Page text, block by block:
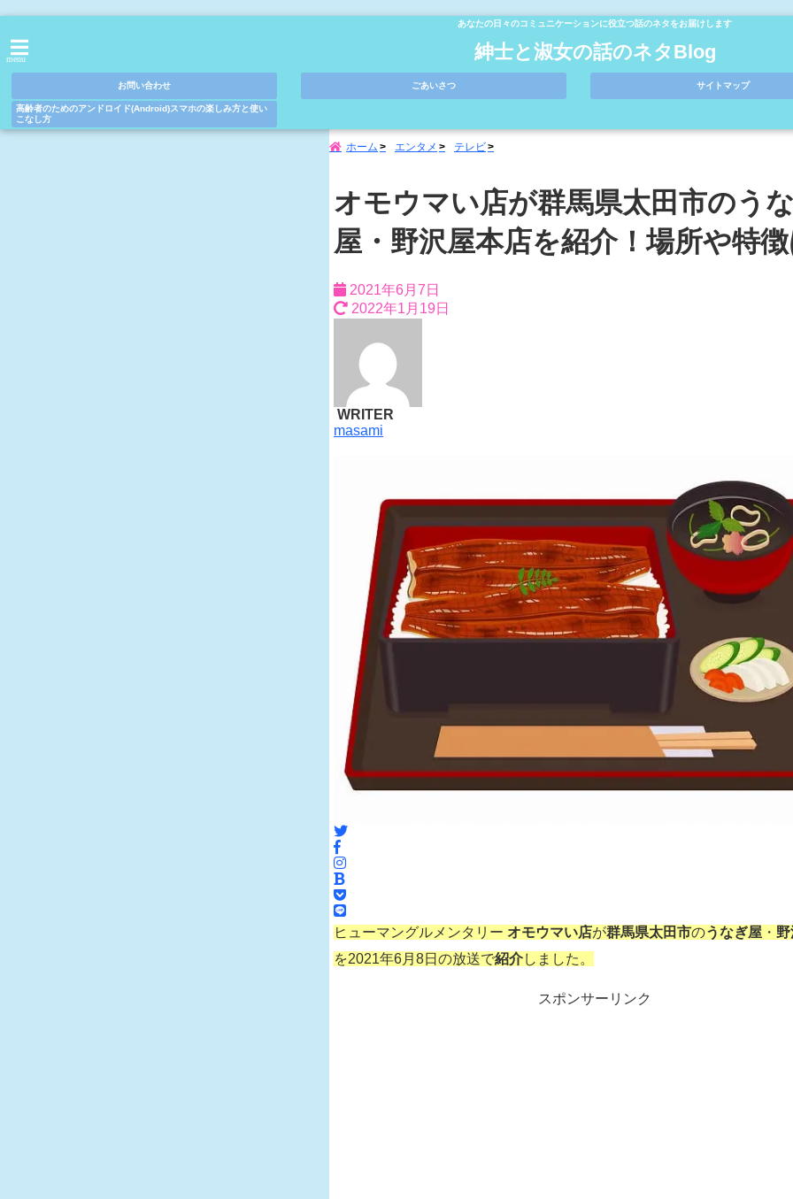
あなたの日々のコミュニケーションに役立つ話のネタをお届けします
menu 紳士と淑女の話のネタBlog
お問い合わせ ごあいさつ サイトマップ
高齢者のためのアンドロイド(Android)スマホの楽しみ方と使い
こなし方
ホーム エンタメ テレビ
オモウマい店が群馬県太田市のう
屋・野沢屋本店を紹介！場所や特
2021年6月7日
2022年1月19日
WRITER
masami
ヒューマングルメンタリー オモウマい店が群馬県太田市のうなぎ屋 ・
を2021年6月8日の放送で紹介しました。
スポンサーリンク